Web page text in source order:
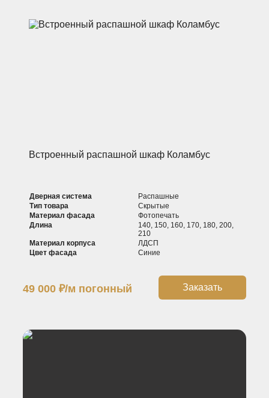
Встроенный распашной шкаф Коламбус
Дверная система
Распашные
Тип товара
Скрытые
Материал фасада
Фотопечать
Длина
140, 150, 160, 170, 180, 200,
210
Материал корпуса
ЛДСП
Цвет фасада
Синие
49 000₽/м погонный Заказать